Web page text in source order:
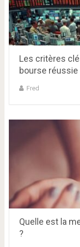
Les critères
bourse réussie
Fred
Quelle est la
?